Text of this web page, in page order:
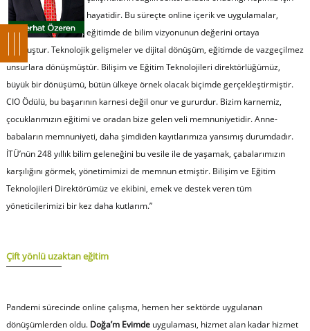
hayatidir. Bu süreçte online içerik ve uygulamalar,
eğitimde de bilim vizyonunun değerini ortaya
koymuştur. Teknolojik gelişmeler ve dijital dönüşüm, eğitimde de vazgeçilmez
unsurlara dönüşmüştür. Bilişim ve Eğitim Teknolojileri direktörlüğümüz,
büyük bir dönüşümü, bütün ülkeye örnek olacak biçimde gerçekleştirmiştir.
CIO Ödülü, bu başarının karnesi değil onur ve gururdur. Bizim karnemiz,
çocuklarımızın eğitimi ve oradan bize gelen veli memnuniyetidir. Anne-
babaların memnuniyeti, daha şimdiden kayıtlarımıza yansımış durumdadır.
İTÜ’nün 248 yıllık bilim geleneğini bu vesile ile de yaşamak, çabalarımızın
karşılığını görmek, yönetimimizi de memnun etmiştir. Bilişim ve Eğitim
Teknolojileri Direktörümüz ve ekibini, emek ve destek veren tüm
yöneticilerimizi bir kez daha kutlarım.”
Çift yönlü uzaktan eğitim
Pandemi sürecinde online çalışma, hemen her sektörde uygulanan
dönüşümlerden oldu. Doğa’m Evimdeuygulaması, hizmet alan kadar hizmet